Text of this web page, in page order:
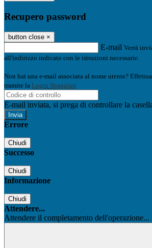
Recupero password
button close ×
E-mail Verrà
all'indirizzo indicato con le istruzioni necessarie.
Non hai una e-mail associata al nome utente?
tramite la Login Spaggiari
E-mail inviata, si prega di controllare la
Errore
Chiudi
Successo
Chiudi
Informazione
Chiudi
Attendere...
Attendere il completamento dell'operazione...